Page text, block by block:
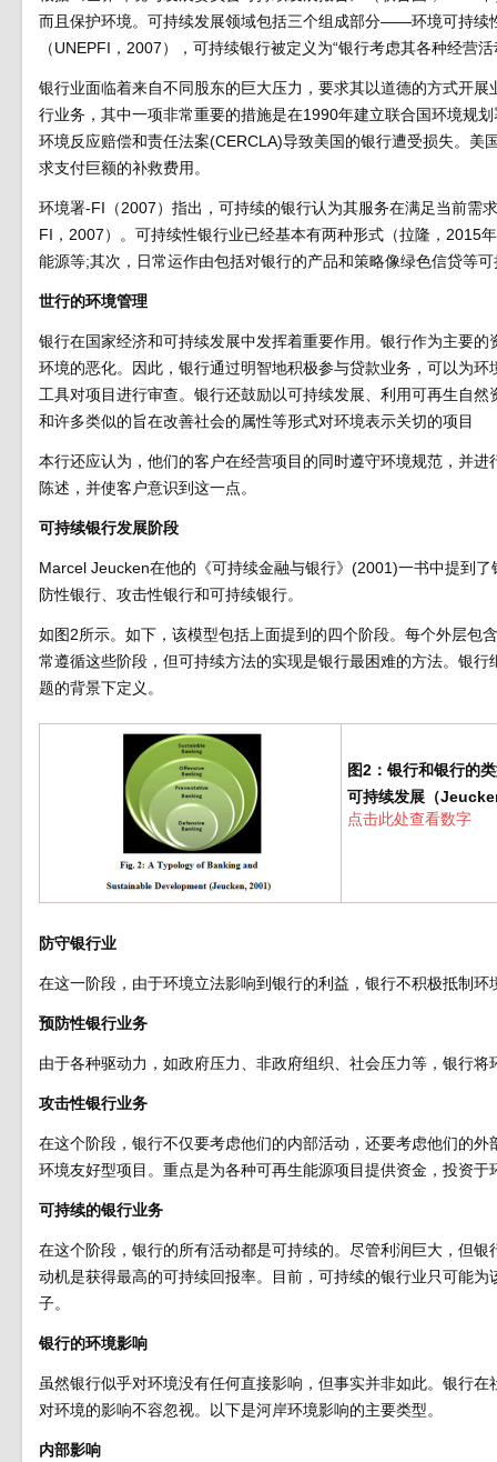
而且保护环境。可持续发展领域包括三个组成部分——环境可持续
（UNEPFI，2007），可持续银行被定义为“银行考虑其各种经营
银行业面临着来自不同股东的巨大压力，要求其以道德的方式开
行业务，其中一项非常重要的措施是在1990年建立联合国环境规
环境反应赔偿和责任法案(CERCLA)导致美国的银行遭受损失。
求支付巨额的补救费用。
环境署-FI（2007）指出，可持续的银行认为其服务在满足当前需
FI，2007）。可持续性银行业已经基本有两种形式（拉隆，2015
能源等;其次，日常运作由包括对银行的产品和策略像绿色信贷等可
世行的环境管理
银行在国家经济和可持续发展中发挥着重要作用。银行作为主要
环境的恶化。因此，银行通过明智地积极参与贷款业务，可以为
工具对项目进行审查。银行还鼓励以可持续发展、利用可再生自
和许多类似的旨在改善社会的属性等形式对环境表示关切的项目
本行还应认为，他们的客户在经营项目的同时遵守环境规范，并
陈述，并使客户意识到这一点。
可持续银行发展阶段
Marcel Jeucken在他的《可持续金融与银行》(2001)一书中提到
防性银行、攻击性银行和可持续银行。
如图2所示。如下，该模型包括上面提到的四个阶段。每个外层包
常遵循这些阶段，但可持续方法的实现是银行最困难的方法。银行
题的背景下定义。
图2：银行和银行的
可持续发展（
点击此处查看数字
防守银行业
在这一阶段，由于环境立法影响到银行的利益，银行不积极抵制
预防性银行业务
由于各种驱动力，如政府压力、非政府组织、社会压力等，银行
攻击性银行业务
在这个阶段，银行不仅要考虑他们的内部活动，还要考虑他们的
环境友好型项目。重点是为各种可再生能源项目提供资金，投资
可持续的银行业务
在这个阶段，银行的所有活动都是可持续的。尽管利润巨大，但
动机是获得最高的可持续回报率。目前，可持续的银行业只可能
子。
银行的环境影响
虽然银行似乎对环境没有任何直接影响，但事实并非如此。银行
对环境的影响不容忽视。以下是河岸环境影响的主要类型。
内部影响